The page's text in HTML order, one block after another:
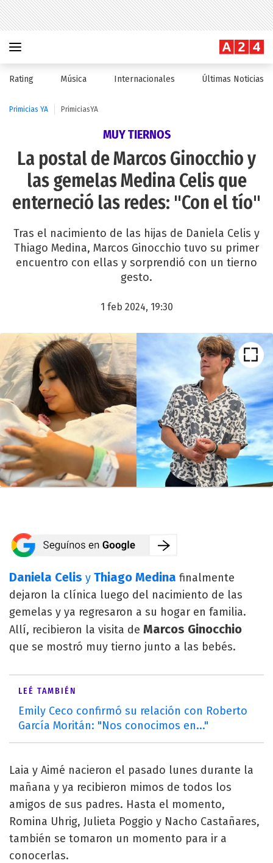
Rating Música Internacionales Últimas Noticias
Primicias YA PrimiciasYA
MUY TIERNOS
La postal de Marcos Ginocchio y
las gemelas Medina Celis que
enterneció las redes: "Con el tío"
Tras el nacimiento de las hijas de Daniela Celis y
Thiago Medina, Marcos Ginocchio tuvo su primer
encuentro con ellas y sorprendió con un tierno
gesto.
1 feb 2024, 19:30
Daniela Celis y Thiago Medina finalmente
dejaron la clínica luego del nacimiento de las
gemelas y ya regresaron a su hogar en familia.
Allí, recibieron la visita de Marcos Ginocchio
que se mostró muy tierno junto a las bebés.
LEÉ TAMBIÉN
Emily Ceco confirmó su relación con Roberto
García Moritán: "Nos conocimos en..."
Laia y Aimé nacieron el pasado lunes durante la
mañana y ya recibieron mimos de todos los
amigos de sus padres. Hasta el momento,
Romina Uhrig, Julieta Poggio y Nacho Castañares,
también se tomaron un momento para ir a
conocerlas.